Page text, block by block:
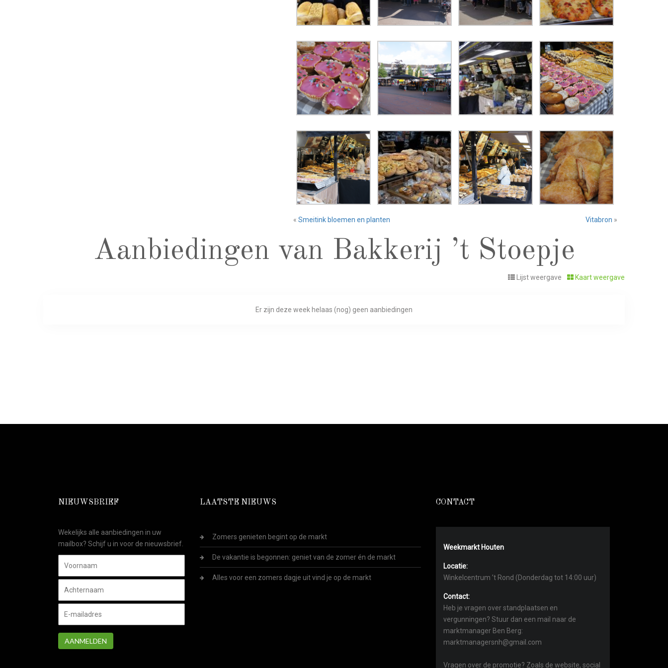
« Smeitink bloemen en planten Vitabron »
Aanbiedingen van Bakkerij ’t Stoepje
Lijst weergave Kaart weergave
Er zijn deze week helaas (nog) geen aanbiedingen
NIEUWSBRIEF
Wekelijks alle aanbiedingen in uw
mailbox? Schijf u in voor de nieuwsbrief.
AANMELDEN
LAATSTE NIEUWS
Zomers genieten begint op de markt
De vakantie is begonnen: geniet van de zomer én de markt
Alles voor een zomers dagje uit vind je op de markt
CONTACT
Weekmarkt Houten
Locatie:
Winkelcentrum ’t Rond (Donderdag tot 14:00 uur)
Contact:
Heb je vragen over standplaatsen en
vergunningen? Stuur dan een mail naar de
marktmanager Ben Berg:
marktmanagersnh@gmail.com
Vragen over de promotie? Zoals de website, social